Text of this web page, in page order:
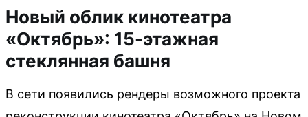
Новый облик кинотеатра
«Октябрь»: 15-этажная
стеклянная башня
В сети появились рендеры возможного проекта